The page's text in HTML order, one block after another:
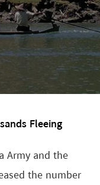
Fleeing
Army and the
the number